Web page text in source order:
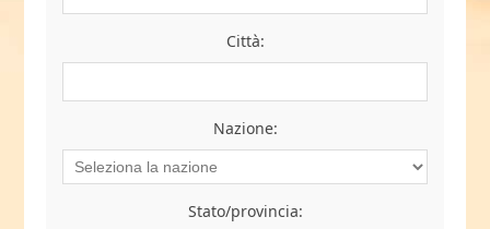
Città:
Nazione:
Stato/provincia: